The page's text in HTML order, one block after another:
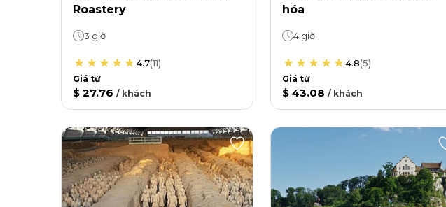
Roastery
3 giờ
4.7(11)
Giá từ
$ 27.76 / khách
hóa
4 giờ
4.8(5)
Giá từ
$ 43.08 / khách